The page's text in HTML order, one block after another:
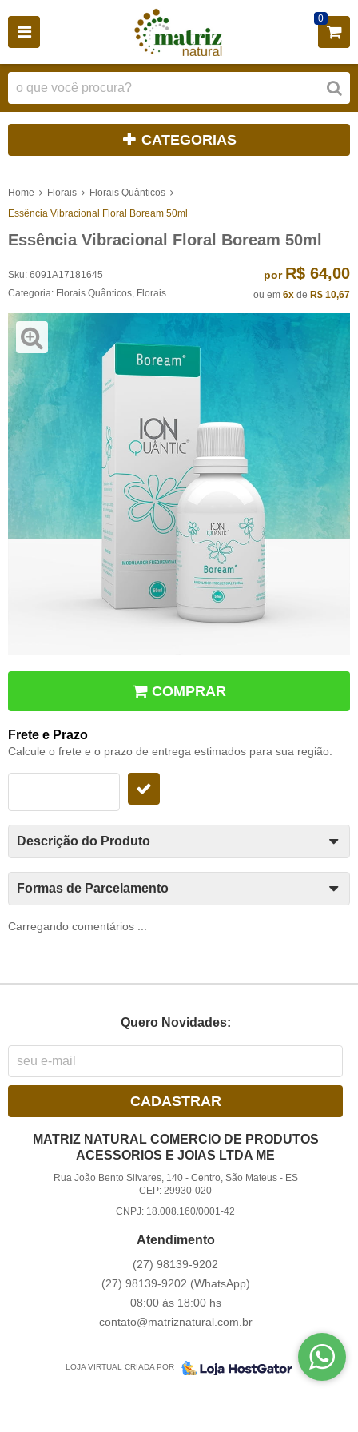
0
CATEGORIAS
Home Florais
Florais Quânticos
Essência Vibracional Floral Boream 50ml
Essência Vibracional Floral Boream 50ml
Sku: 6091A17181645
Categoria: Florais Quânticos Florais
por R$ 64,00
ou em 6x de R$ 10,67
COMPRAR
Frete e Prazo
Calcule o frete e o prazo de entrega estimados para sua região:
Descrição do Produto
Formas de Parcelamento
Carregando comentários ...
Quero Novidades:
CADASTRAR
MATRIZ NATURAL COMERCIO DE PRODUTOS
ACESSORIOS E JOIAS LTDA ME
Rua João Bento Silvares, 140- Centro, São Mateus- ES
CEP: 29930-020
CNPJ: 18.008.160/0001-42
Atendimento
(27) 98139-9202
(27) 98139-9202 (WhatsApp)
08:00 às 18:00 hs
contato@matriznatural.com.br
LOJA VIRTUAL CRIADA POR